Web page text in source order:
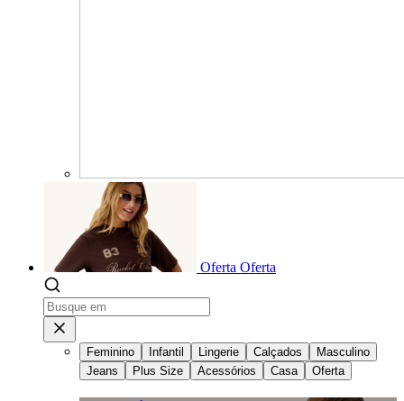
Oferta Oferta
Feminino Infantil Lingerie Calçados
Masculino
Jeans
Plus Size Acessórios Casa Oferta